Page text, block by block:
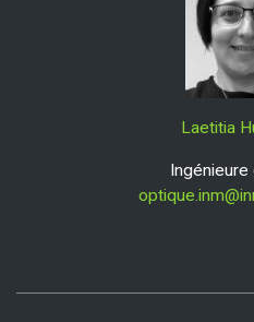
Laetitia
Ingénieure